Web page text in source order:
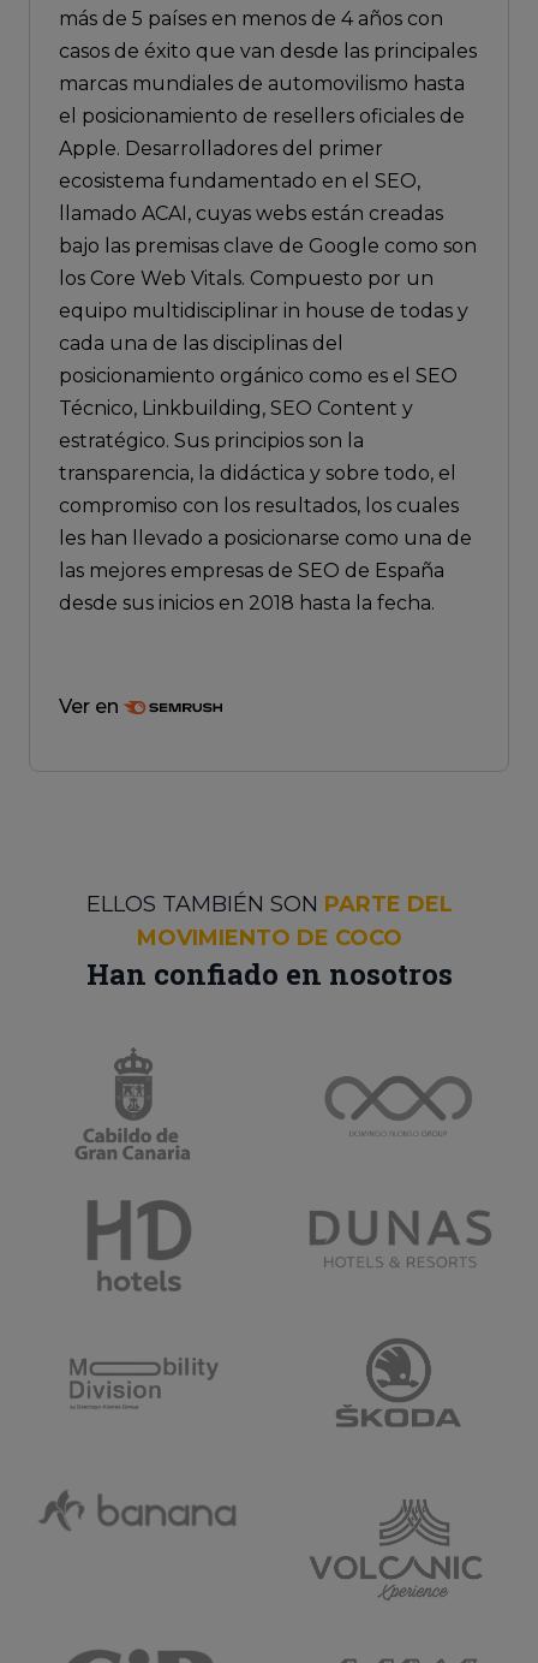
más de 5 países en menos de 4 años con
casos de éxito que van desde las principales
marcas mundiales de automovilismo hasta
el posicionamiento de resellers oficiales de
Apple. Desarrolladores del primer
ecosistema fundamentado en el SEO,
llamado ACAI, cuyas webs están creadas
bajo las premisas clave de Google como son
los Core Web Vitals. Compuesto por un
equipo multidisciplinar in house de todas y
cada una de las disciplinas del
posicionamiento orgánico como es el SEO
Técnico, Linkbuilding, SEO Content y
estratégico. Sus principios son la
transparencia, la didáctica y sobre todo, el
compromiso con los resultados, los cuales
les han llevado a posicionarse como una de
las mejores empresas de SEO de España
desde sus inicios en 2018 hasta la fecha.
Ver en
ELLOS TAMBIÉN SON PARTE DEL
MOVIMIENTO DE COCO
Han confiado en nosotros